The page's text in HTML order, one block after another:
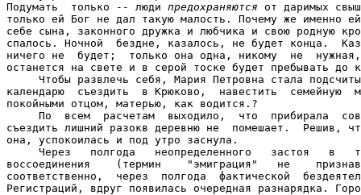
предохраняются от даримых
только ей Бог не дал такую малость. Почему же именно
себе сына, законного дружка и любчика и свою родную
спалось. Ночной  бездне, казалось, не будет конца.
ничего не  будет;  только она одна, никому  не
останется на свете и в серой тоске будет пребывать до
Чтобы развлечь себя, Мария Петровна стала
календарю  съездить  в Крюково,  навестить  семейную
покойными отцом, матерью, как водится.?
По  всем  расчетам  выходило,  что  прибирала
съездить лишний разокв деревню не  помешает.  Решив,
она, успокоилась и под утро заснула.
Через   полгода   неопределенного   застоя   в
воссоединения    (термин    "эмиграция"   не
соответственно,  через  полгода  фактической
Регистраций, вдруг появилась очередная разнарядка.